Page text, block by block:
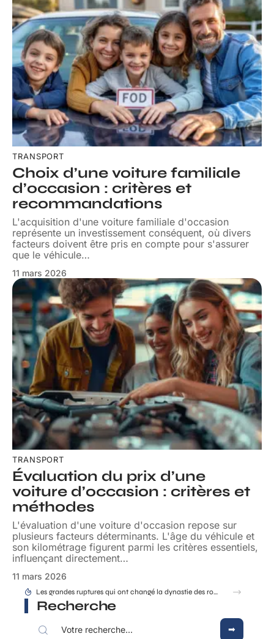
TRANSPORT
Choix d’une voiture familiale
d’occasion : critères et
recommandations
L'acquisition d'une voiture familiale d'occasion
représente un investissement conséquent, où divers
facteurs doivent être pris en compte pour s'assurer
que le véhicule…
11 mars 2026
TRANSPORT
Évaluation du prix d’une
voiture d’occasion : critères et
méthodes
L'évaluation d'une voiture d'occasion repose sur
plusieurs facteurs déterminants. L'âge du véhicule et
son kilométrage figurent parmi les critères essentiels,
influençant directement…
11 mars 2026
Les grandes ruptures qui ont changé la dynastie des rois de France
Recherche